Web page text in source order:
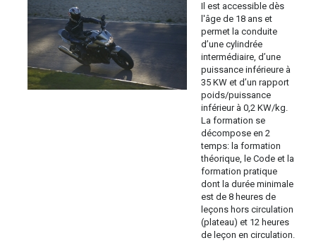
Il est accessible dès
l'âge de 18 ans et
permet la conduite
d’une cylindrée
intermédiaire, d’une
puissance inférieure à
35 KW et d’un rapport
poids/puissance
inférieur à 0,2 KW/kg.
La formation se
décompose en 2
temps: la formation
théorique, le Code et la
formation pratique
dont la durée minimale
est de 8 heures de
leçons hors circulation
(plateau) et 12 heures
de leçon en circulation.